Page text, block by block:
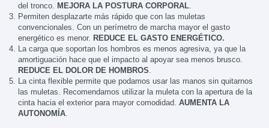
del tronco. MEJORA LA POSTURA CORPORAL
Permiten desplazarte más rápido que con las muletas
convencionales. Con un perímetro de marcha mayor el gasto
energético es menor. REDUCE EL GASTO ENERGÉTICO.
La carga que soportan los hombros es menos agresiva, ya que la
amortiguación hace que el impacto al apoyar sea menos brusco.
REDUCE EL DOLOR DE HOMBROS
La cinta flexible permite que podamos usar las manos sin quitarnos
las muletas. Recomendamos utilizar la muleta con la apertura de la
cinta hacia el exterior para mayor comodidad. AUMENTA LA
AUTONOMÍA